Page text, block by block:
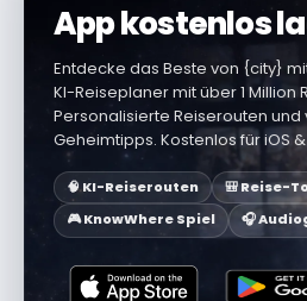
App kostenlos
Entdecke das Beste von {city}
KI-Reiseplaner mit über 1 Million
Personalisierte Reiserouten
Geheimtipps. Kostenlos für iOS
🧠 KI-Reiserouten
🎒 Reise-
🎮 KnowWhere Spiel
🎧